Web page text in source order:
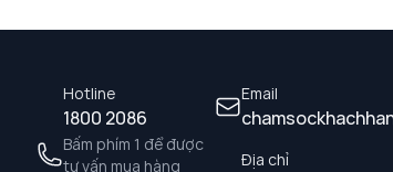
Hotline
1800 2086
Bấm phím 1 để được
tư vấn mua hàng
Email
Địa chỉ